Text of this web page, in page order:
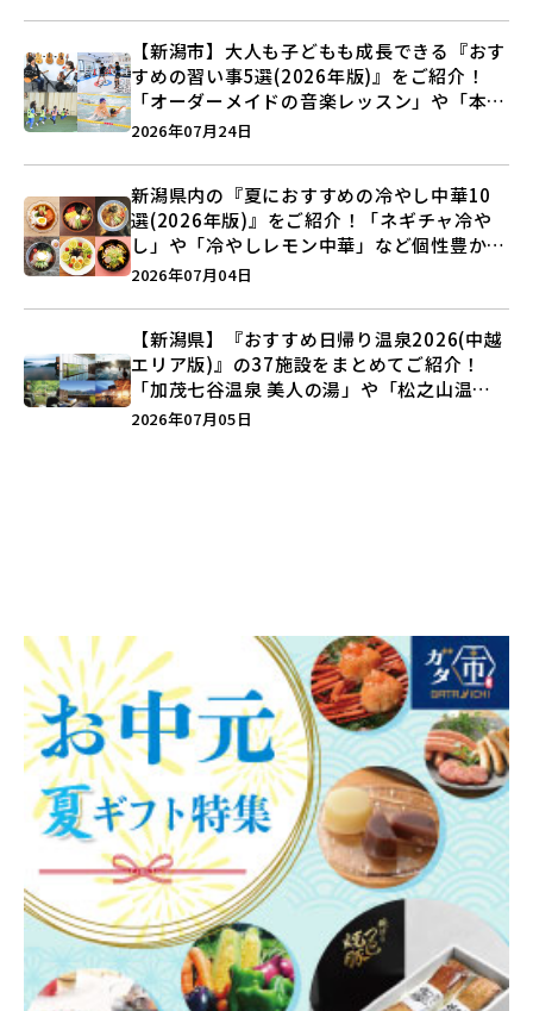
【新潟市】大人も子どもも成長できる『おす
すめの習い事5選(2026年版)』をご紹介！
「オーダーメイドの音楽レッスン」や「本格
キックボクシング」で新しい自分を見つけよ
2026年07月24日
新潟県内の『夏におすすめの冷やし中華10
選(2026年版)』をご紹介！「ネギチャ冷や
し」や「冷やしレモン中華」など個性豊かな
ラインアップ♪
2026年07月04日
【新潟県】『おすすめ日帰り温泉2026(中越
エリア版)』の37施設をまとめてご紹介！
「加茂七谷温泉 美人の湯」や「松之山温泉
ナステビュウ湯の山」などを巡ろう♪
2026年07月05日